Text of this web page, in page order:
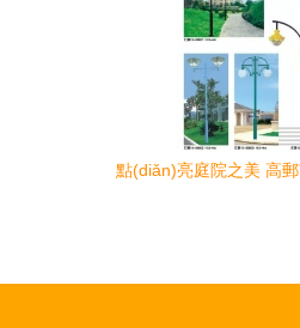
點(diǎn)亮庭院之美 高